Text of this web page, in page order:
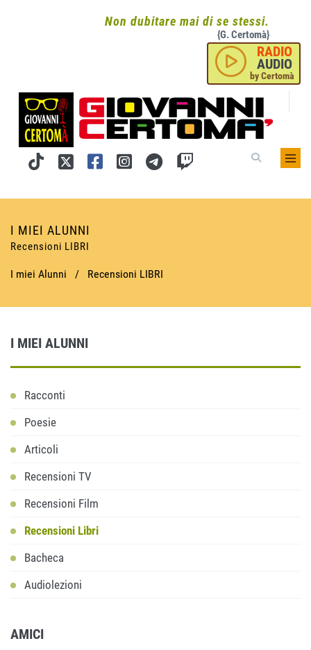
Non dubitare mai di se stessi.
{G. Certomà}
RADIO
AUDIO
by Certomà
I MIEI ALUNNI
Recensioni LIBRI
I miei Alunni / Recensioni LIBRI
I MIEI ALUNNI
Racconti
Poesie
Articoli
Recensioni TV
Recensioni Film
Recensioni Libri
Bacheca
Audiolezioni
AMICI